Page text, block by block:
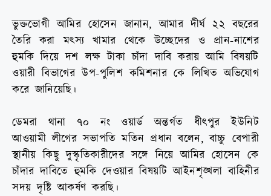
ভুক্তভোগী আমির হোসেন জানান, আমার দীর্ঘ ২২ বছরের
তৈরি করা মৎস্য খামার থেকে উচ্ছেদের ও প্রান-নাশের
হুমকি দিয়ে দশ লক্ষ টাকা চাঁদা দাবি করায় আমি বিষয়টি
ওয়ারী বিভাগের উপ-পুলিশ কমিশনার কে লিখিত অভিযোগ
করে জানিয়েছি।
ডেমরা থানা ৭০ নং ওয়ার্ড অন্তর্গত ধীৎপুর ইউনিট
আওয়ামী লীগের সভাপতি মতিন প্রধান বলেন, বাচ্চু বেপারী
স্থানীয় কিছু দুস্কৃতিকারীদের সঙ্গে নিয়ে আমির হোসেন কে
চাঁদার দাবিতে হুমকি দেওয়ার বিষয়টি আইনশৃঙ্খলা বাহিনীর
সদয় দৃষ্টি আকর্ষণ করছি।